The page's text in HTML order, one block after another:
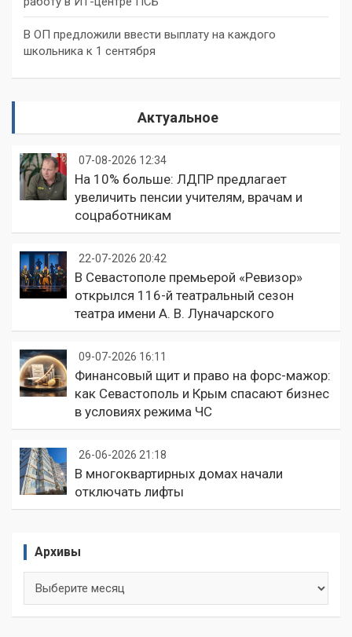
В ОП предложили ввести выплату на каждого
школьника к 1 сентября
Актуальное
07-08-2026 12:34
На 10% больше: ЛДПР предлагает
увеличить пенсии учителям, врачам и
соцработникам
22-07-2026 20:42
В Севастополе премьерой «Ревизор»
открылся 116-й театральный сезон
театра имени А. В. Луначарского
09-07-2026 16:11
Финансовый щит и право на форс-мажор:
как Севастополь и Крым спасают бизнес
в условиях режима ЧС
26-06-2026 21:18
В многоквартирных домах начали
отключать лифты
Архивы